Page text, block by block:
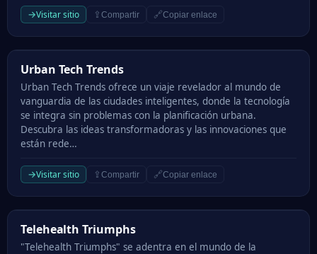
→Visitar sitio ⇪ Compartir 🔗Copiar enlace
Urban Tech Trends
Urban Tech Trends
Urban Tech Trends ofrece un viaje revelador al mundo de
vanguardia de las ciudades inteligentes, donde la tecnología
se integra sin problemas con la planificación urbana.
Descubra las ideas transformadoras y las innovaciones que
están rede…
→Visitar sitio ⇪ Compartir 🔗Copiar enlace
Telehealth Triumphs
Telehealth Triumphs
"Telehealth Triumphs" se adentra en el mundo de la